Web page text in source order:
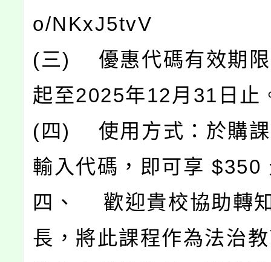
o/NKxJ5tvV
(三) 優惠代碼有效期限
起至2025年12月31日止
(四) 使用方式：於購課
輸入代碼，即可享 $350
四、 歡迎貴校協助轉
長，將此課程作為法治